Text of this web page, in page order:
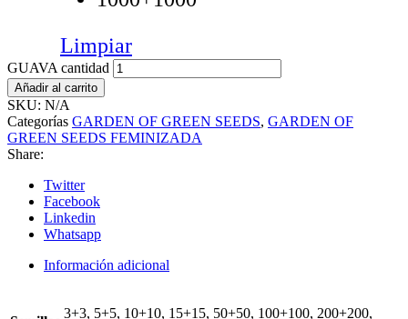
Limpiar
GUAVA cantidad
Añadir al carrito
SKU: N/A
Categorías GARDEN OF GREEN SEEDS, GARDEN OF
GREEN SEEDS FEMINIZADA
Share:
Twitter
Facebook
Linkedin
Whatsapp
Información adicional
3+3, 5+5, 10+10, 15+15, 50+50, 100+100, 200+200,